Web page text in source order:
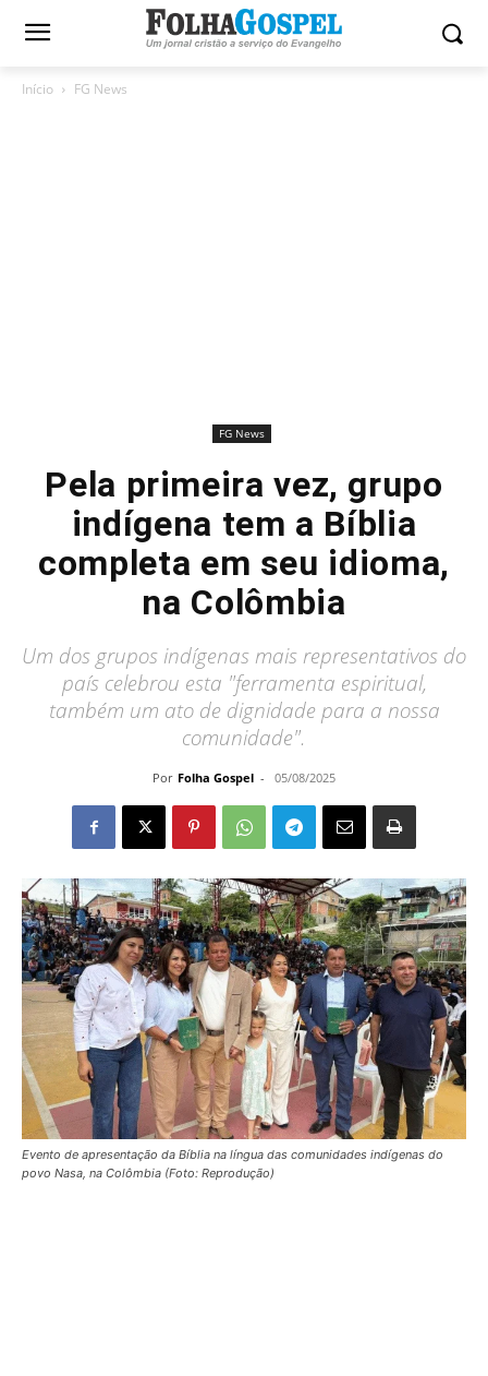
Início FG News
FG News
Pela primeira vez, grupo
indígena tem a Bíblia
completa em seu idioma,
na Colômbia
Um dos grupos indígenas mais representativos do
país celebrou esta "ferramenta espiritual,
também um ato de dignidade para a nossa
comunidade".
Por Folha Gospel - 05/08/2025
Evento de apresentação da Bíblia na língua das comunidades indígenas do
povo Nasa, na Colômbia (Foto: Reprodução)